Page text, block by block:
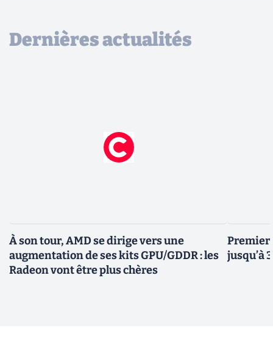
Dernières actualités
À son tour, AMD se dirige vers une
augmentation de ses kits GPU/GDDR : les
Radeon vont être plus chères
jusqu’à